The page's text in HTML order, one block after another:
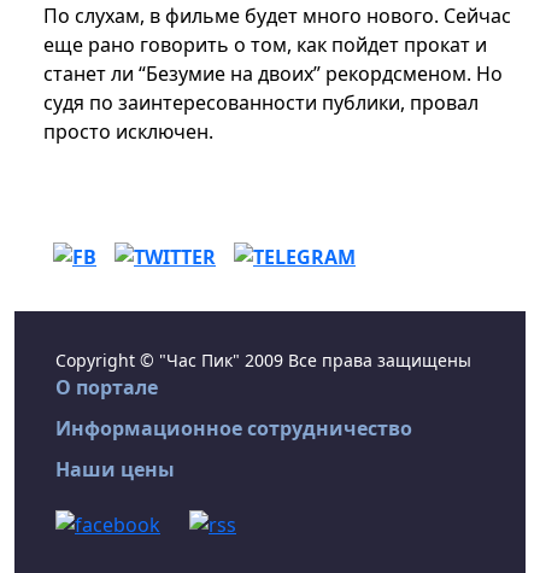
По слухам, в фильме будет много нового. Сейчас
еще рано говорить о том, как пойдет прокат и
станет ли “Безумие на двоих” рекордсменом. Но
судя по заинтересованности публики, провал
просто исключен.
Copyright © "Час Пик" 2009 Все права защищены
О портале
Информационное сотрудничество
Наши цены